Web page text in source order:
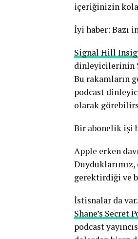
içeriğinizin
İyi haber: Bazı
Signal Hill
dinleyicilerinin
Bu rakamların
podcast
olarak
Bir abonelik işi
Apple erken
gerektirdiği ve
İstisnalar da var.
Shane’s Secret
podcast